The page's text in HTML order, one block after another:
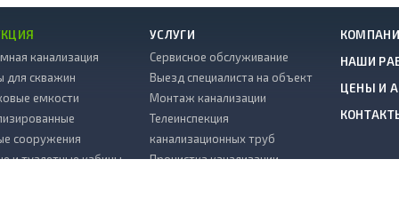
канализация
для скважин
емкости
сооружения
и туалетные кабины
УСЛУГИ
Сервисное обслуживание
Выезд специалиста на объект
Монтаж канализации
Телеинспекция
канализационных труб
Прочистка канализации
НАШИ
ЦЕНЫ И